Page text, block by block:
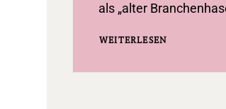
als „alter
WEITERLESEN